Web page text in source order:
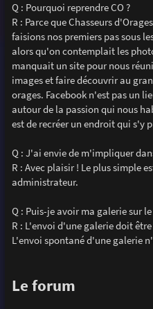
Q : Pourquoi reprendre CO ?
R : Parce que Chasseurs
faisions nos premiers pas sous
alors qu'on contemplait les
manquait un site pour nous
images et faire découvrir au
orages. Facebook n'est pas un
autour de la passion qui nous
est de recréer un endroit qui s'y
Q : J'ai envie de m'impliquer
R : Avec plaisir ! Le plus simple
administrateur.
Q : Puis-je avoir ma galerie sur le
R : L'envoi d'une galerie doit
L'envoi spontané d'une galerie
Le forum